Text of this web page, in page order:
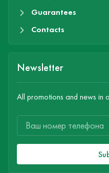
Guarantees
Contacts
Newsletter
All promotions and news in